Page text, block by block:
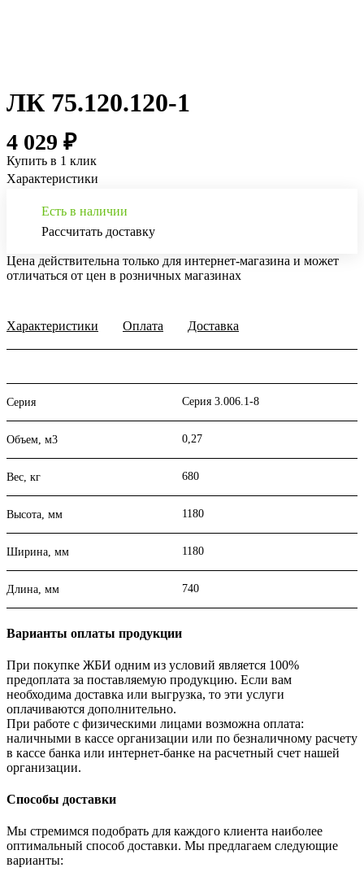
ЛК 75.120.120-1
4 029 ₽
Купить в 1 клик
Характеристики
Есть в наличии
Рассчитать доставку
Цена действительна только для интернет-магазина и может
отличаться от цен в розничных магазинах
Характеристики Оплата Доставка
Серия Серия 3.006.1-8
Объем, м3 0,27
Вес, кг 680
Высота, мм 1180
Ширина, мм 1180
Длина, мм 740
Варианты оплаты продукции
При покупке ЖБИ одним из условий является 100%
предоплата за поставляемую продукцию. Если вам
необходима доставка или выгрузка, то эти услуги
оплачиваются дополнительно.
При работе с физическими лицами возможна оплата:
наличными в кассе организации или по безналичному расчету
в кассе банка или интернет-банке на расчетный счет нашей
организации.
Способы доставки
Мы стремимся подобрать для каждого клиента наиболее
оптимальный способ доставки. Мы предлагаем следующие
варианты: